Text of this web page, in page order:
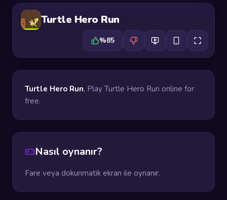
Turtle Hero Run
%85
Turtle Hero Run, Play Turtle Hero Run online for
free.
Nasıl oynanır?
Fare veya dokunmatik ekran ile oynanır.